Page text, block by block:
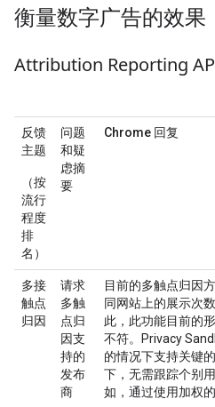
衡量数字广告的效果
Attribution Reporting
反馈
主题
（按
流行
程度
排
名）
问题
和疑
虑摘
要
Chrome 回复
多接
触点
归因
请求
多触
点归
因支
持的
发布
商
目前的多触点归因
同网站上的展示次
此，此功能目前的
不符。Privacy
的情况下支持关键
下，无需跟踪个别
如，通过使用加权